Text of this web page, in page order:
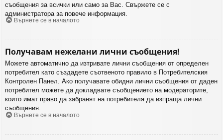
съобщения за всички или само за Вас. Свържете се с
администратора за повече информация.
Върнете се в началото
Получавам нежелани лични съобщения!
Можете автоматично да изтривате лични съобщения от определен
потребител като създадете съотвеното правило в Потребителския
Контролен Панел. Ако получавате обидни лични съобщения от даден
потребител можете да докладвате съобщението на модераторите,
които имат право да забранят на потребителя да изпраща лични
съобщения.
Върнете се в началото